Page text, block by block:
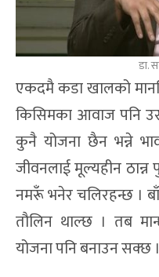
डा.
एकदमै कडा खालको
किसिमका आवाज पनि
कुनै योजना छैन भन्ने
जीवनलाई मूल्यहीन
नमरूँ भनेर चलिरहन्छ ।
तौलिन थाल्छ । तब
योजना पनि बनाउन सक्छ ।